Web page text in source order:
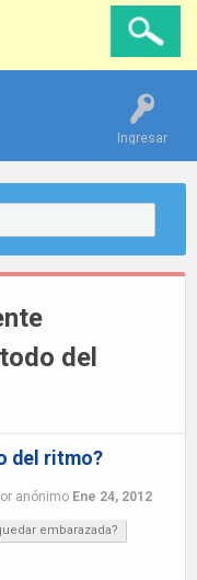
Ingresar
del
del ritmo?
anónimo Ene 24, 2012
embarazada?